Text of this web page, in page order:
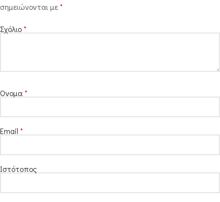
σημειώνονται με*
Σχόλιο*
Όνομα*
Email *
Ιστότοπος